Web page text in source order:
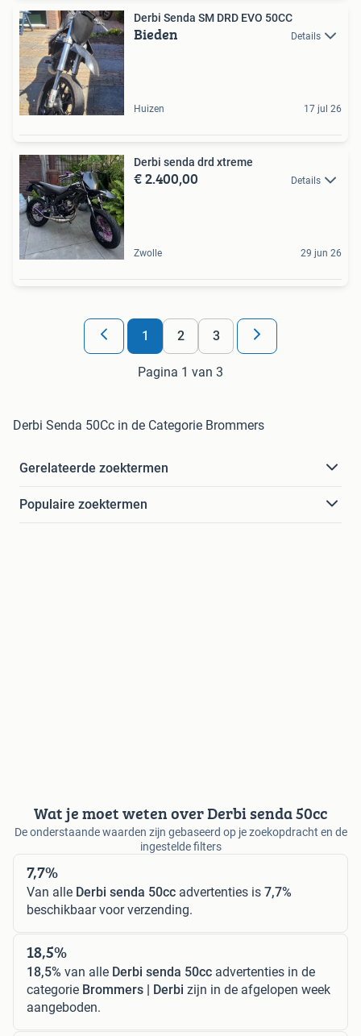
Derbi Senda SM DRD EVO 50CC
Bieden Details
Huizen 17 jul 26
Derbi senda drd xtreme
€ 2.400,00 Details
Zwolle 29 jun 26
1 2 3
Pagina 1 van 3
Derbi Senda 50Cc in de Categorie Brommers
Gerelateerde zoektermen
Populaire zoektermen
Wat je moet weten over Derbi senda 50cc
De onderstaande waarden zijn gebaseerd op je zoekopdracht en de
ingestelde filters
7,7%
Van alle Derbi senda 50cc advertenties is 7,7%
beschikbaar voor verzending.
18,5%
18,5% van alle Derbi senda 50cc advertenties in de
categorie Brommers | Derbi zijn in de afgelopen week
aangeboden.